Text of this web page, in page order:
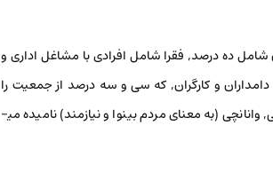
ده درصد, فقرا شامل افرادی با مشاغل اداری و
و کارگران, که سی و سه درصد از جمعیت را
تشکیل می ­دهند. گروه سوم کسانی که هیچ چیز ندارند, و در زبان سواحیلی, وانانچی (به معنای مردم بینوا و نیازمند) نامیده می­